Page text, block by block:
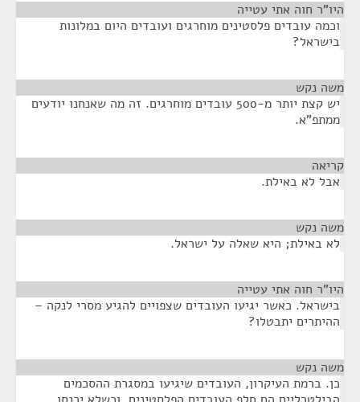
היו"ר חוה אתי עטייה
וכמה עובדים פלסטינים מוחרגים ועובדים היום במלונות
בישראל?
משה נקש
יש קצת יותר מ-500 עובדים מוחרגים. זה מה שאנחנו יודעים
ממתפ"א.
קריאה
אבל לא באילת.
משה נקש
לא באילת; היא שאלה על ישראל.
היו"ר חוה אתי עטייה
בישראל. כאשר יגיעו העובדים שצפויים להגיע מסרי לנקה –
ההיתרים יתבטלו?
משה נקש
כן. ברמת העיקרון, העובדים שיגיעו במסגרת ההסכמים